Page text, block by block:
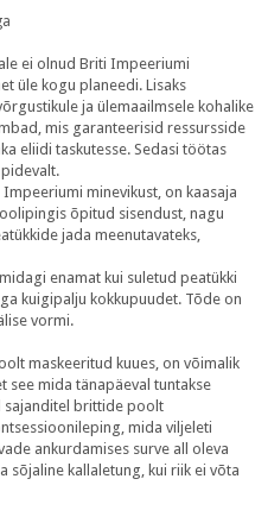
ei olnud Briti Impeeriumi
üle kogu planeedi. Lisaks
ja ülemaailmsele kohalike
mis garanteerisid ressursside
eliidi taskutesse. Sedasi töötas
minevikust, on kaasaja
õpitud sisendust, nagu
jada meenutavateks,
enamat kui suletud peatükki
kuigipalju kokkupuudet. Tõde on
vormi.
maskeeritud kuues, on võimalik
see mida tänapäeval tuntakse
sajanditel brittide poolt
mida viljeleti
ankurdamises surve all oleva
sõjaline kallaletung, kui riik ei võta